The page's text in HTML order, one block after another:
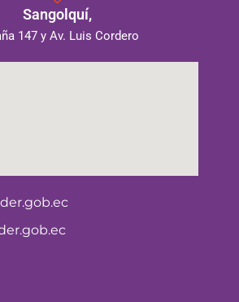
Sangolquí,
147 y Av. Luis Cordero